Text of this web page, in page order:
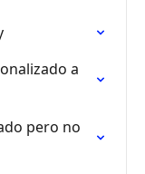
a
pero no